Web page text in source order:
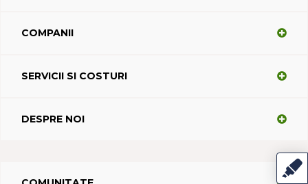
COMPANII
SERVICII SI COSTURI
DESPRE NOI